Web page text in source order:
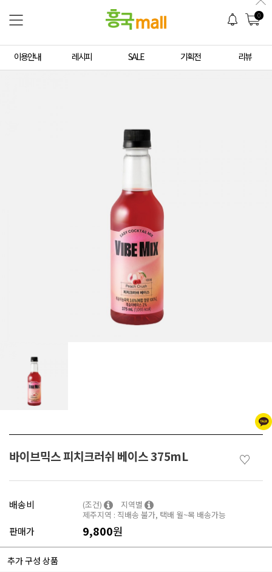
0
이용안내 레시피 SALE 기획전 리뷰
바이브믹스 피치크러쉬 베이스 375mL ♡
배송비 (조건)
지역별
제주지역 : 직배송 불가, 택배 월~목 배송가능
판매가 9,800원
추가 구성 상품